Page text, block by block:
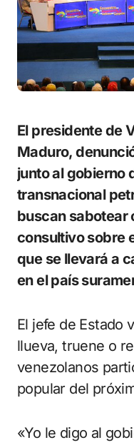
El presidente de Venezuela, Nicolás
Maduro,
junto al gobierno
transnacional
buscan sabotear
consultivo sobre
que se llevará a
en el país
El jefe de Estado
llueva, truene o
venezolanos
popular del
«Yo le digo al